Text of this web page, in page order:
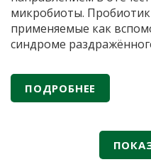
микробиоты.
применяемые как
синдроме
модуляторы
данным публикаций в
(«Вестник Российской
гастроэнтерология»
ПОДРОБНЕЕ